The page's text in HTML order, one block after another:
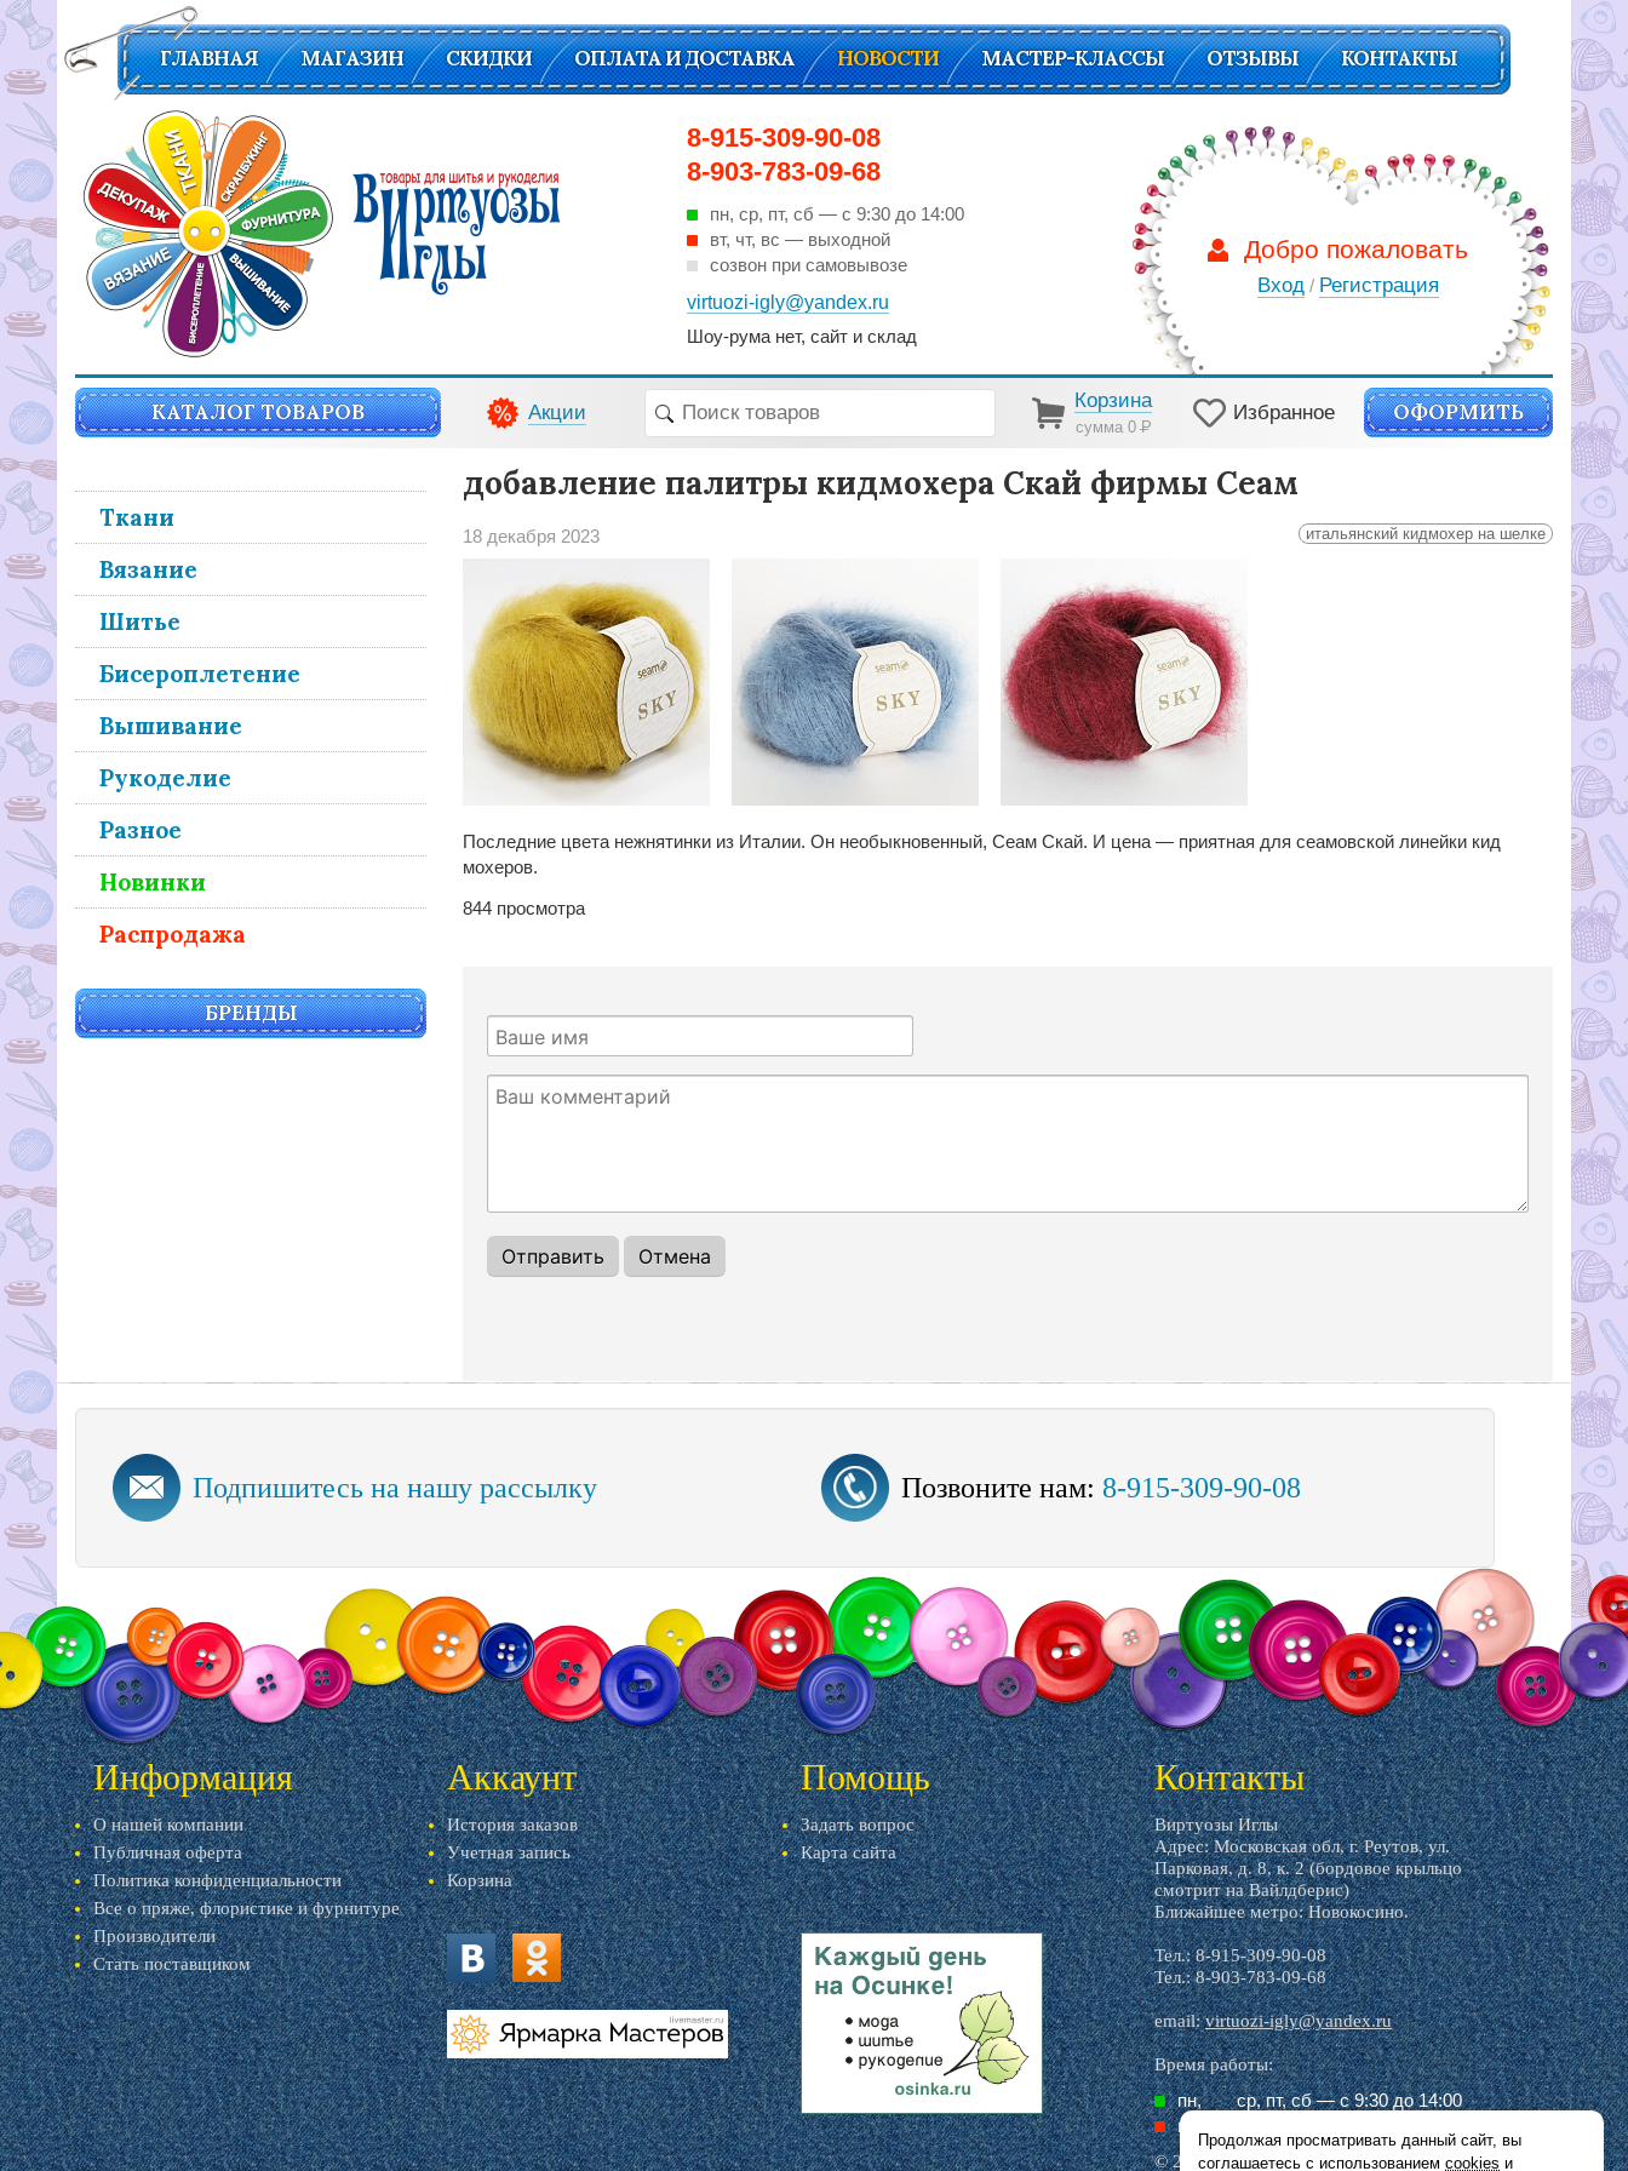
8-915-309-90-08
8-903-783-09-68
пн, ср, пт, cб — с 9:30 до 14:00
вт, чт, вс — выходной
созвон при самовывозе
virtuozi-igly@yandex.ru
Шоу-рума нет, сайт и склад
ГЛАВНАЯ МАГАЗИН СКИДКИ ОПЛАТА И ДОСТАВКА НОВОСТИ МАСТЕР-КЛАССЫ ОТЗЫВЫ КОНТАКТЫ
Добро пожаловать
Вход / Регистрация
КАТАЛОГ ТОВАРОВ Акции
Корзина
сумма 0Р
Избранное ОФОРМИТЬ
Ткани
Вязание
Шитье
Бисероплетение
Вышивание
Рукоделие
Разное
Новинки
Распродажа
БРЕНДЫ
добавление палитры кидмохера Скай фирмы Сеам
18 декабря 2023 итальянский кидмохер на шелке
Последние цвета нежнятинки из Италии. Он необыкновенный, Сеам Скай. И цена — приятная для сеамовской линейки кид
мохеров.
844 просмотра
Подпишитесь на нашу рассылку Позвоните нам: 8-915-309-90-08
Информация
О нашей компании
Публичная оферта
Политика конфиденциальности
Все о пряже, флористике и фурнитуре
Производители
Стать поставщиком
Аккаунт
История заказов
Учетная запись
Корзина
vk.com ok.ru
livemaster.ru
Помощь
Задать вопрос
Карта сайта
livemaster.ru
Контакты
Виртуозы Иглы
Адрес: Московская обл, г. Реутов, ул.
Парковая, д. 8, к. 2 (бордовое крыльцо
смотрит на Вайлдберис)
Ближайшее метро: Новокосино.
Тел.: 8-915-309-90-08
Тел.: 8-903-783-09-68
email:virtuozi-igly@yandex.ru
Время работы:
пн,
ср, пт, cб — с 9:30 до 14:00
вт,
© 2016–2026 Виртуозы иглы
Продолжая просматривать данный сайт, вы
соглашаетесь с использованием cookies и